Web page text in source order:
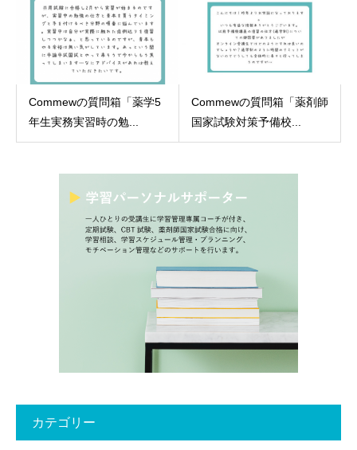
Commewの質問箱「薬学5
年生実務実習時の勉...
Commewの質問箱「薬剤師
国家試験対策予備校...
カテゴリー